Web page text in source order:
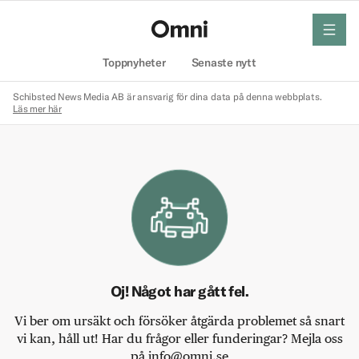
Toppnyheter Senaste nytt
meny
Schibsted News Media AB är ansvarig för dina data på denna webbplats.
Läs mer här
Oj! Något har gått fel.
Vi ber om ursäkt och försöker åtgärda problemet så snart
vi kan, håll ut! Har du frågor eller funderingar? Mejla oss